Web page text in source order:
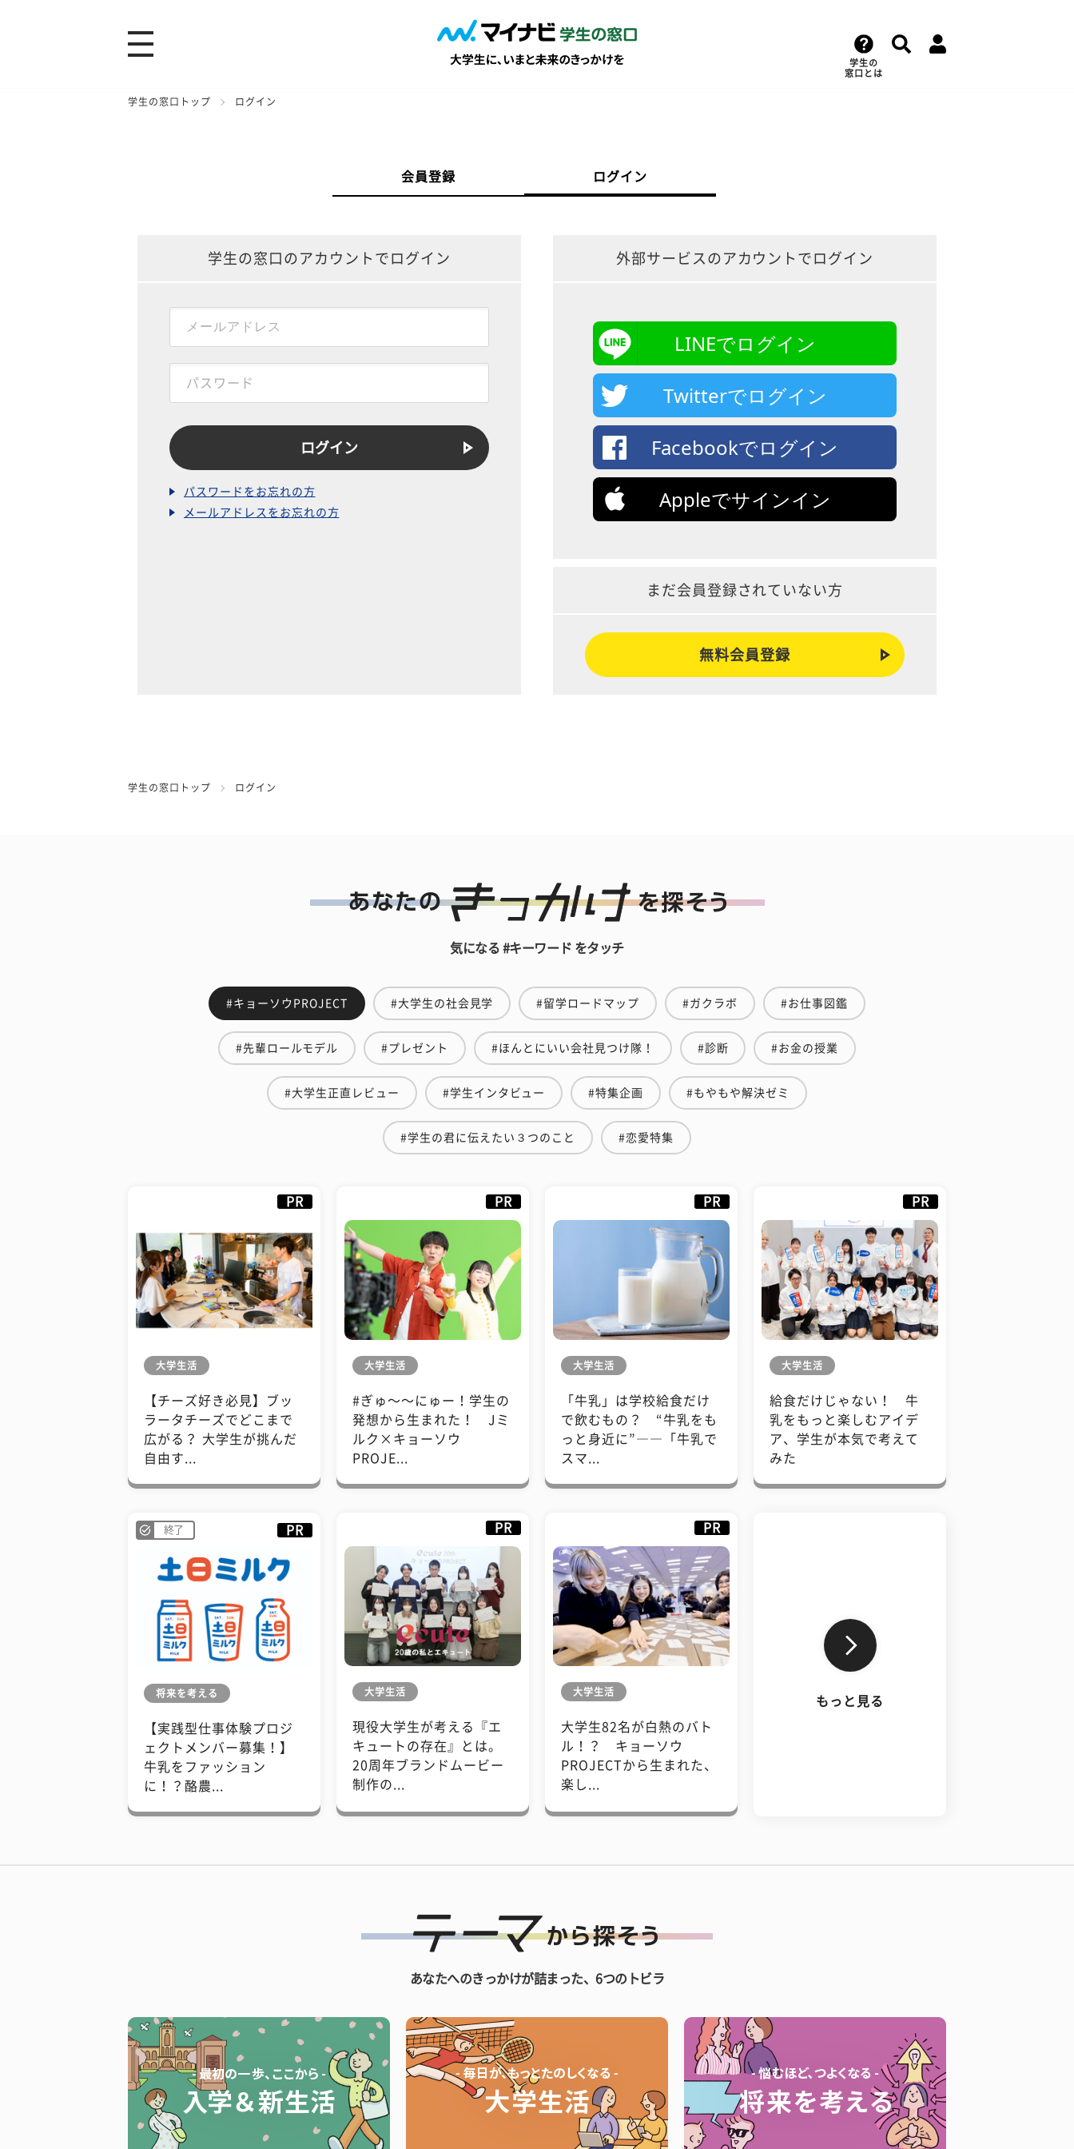
学生の
窓口とは
学生の窓口トップ ログイン
会員登録 ログイン
学生の窓口のアカウントでログイン
パスワードをお忘れの方
メールアドレスをお忘れの方
外部サービスのアカウントでログイン
LINEでログイン
Twitterでログイン
Facebookでログイン
Appleでサインイン
まだ会員登録されていない方
無料会員登録
学生の窓口トップ ログイン
気になる #キーワード をタッチ
#キョーソウPROJECT #大学生の社会見学 #留学ロードマップ #ガクラボ #お仕事図鑑
#先輩ロールモデル #プレゼント #ほんとにいい会社見つけ隊！ #診断 #お金の授業
#大学生正直レビュー #学生インタビュー #特集企画 #もやもや解決ゼミ
#学生の君に伝えたい３つのこと #恋愛特集
PR
大学生活
【チーズ好き必見】ブッ
ラータチーズでどこまで
広がる？ 大学生が挑んだ
自由す...
PR
大学生活
#ぎゅ〜〜にゅー！学生の
発想から生まれた！ Jミ
ルク×キョーソウ
PROJE...
PR
大学生活
「牛乳」は学校給食だけ
で飲むもの？ “牛乳をも
っと身近に”――「牛乳で
スマ...
PR
大学生活
給食だけじゃない！ 牛
乳をもっと楽しむアイデ
ア、学生が本気で考えて
みた
終了 PR
将来を考える
【実践型仕事体験プロジ
ェクトメンバー募集！】
牛乳をファッション
に！？酪農...
PR
大学生活
現役大学生が考える『エ
キュートの存在』とは。
20周年ブランドムービー
制作の...
PR
大学生活
大学生82名が白熱のバト
ル！？ キョーソウ
PROJECTから生まれた、
楽し...
もっと見る
あなたへのきっかけが詰まった、6つのトビラ